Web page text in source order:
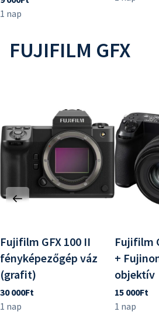
FUJIFILM GFX
Fujifilm GFX 100 II
fényképezőgép váz
(grafit)
Fujifilm
+
objektív